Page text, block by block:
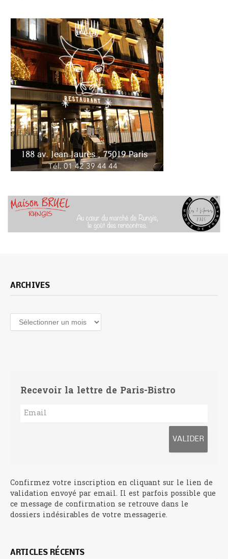
ARCHIVES
Archives
Recevoir la lettre de Paris-Bistro
Confirmez votre inscription en cliquant sur le lien de
validation envoyé par email. Il est parfois possible que
ce message de confirmation se retrouve dans le
dossiers indésirables de votre messagerie.
ARTICLES RÉCENTS